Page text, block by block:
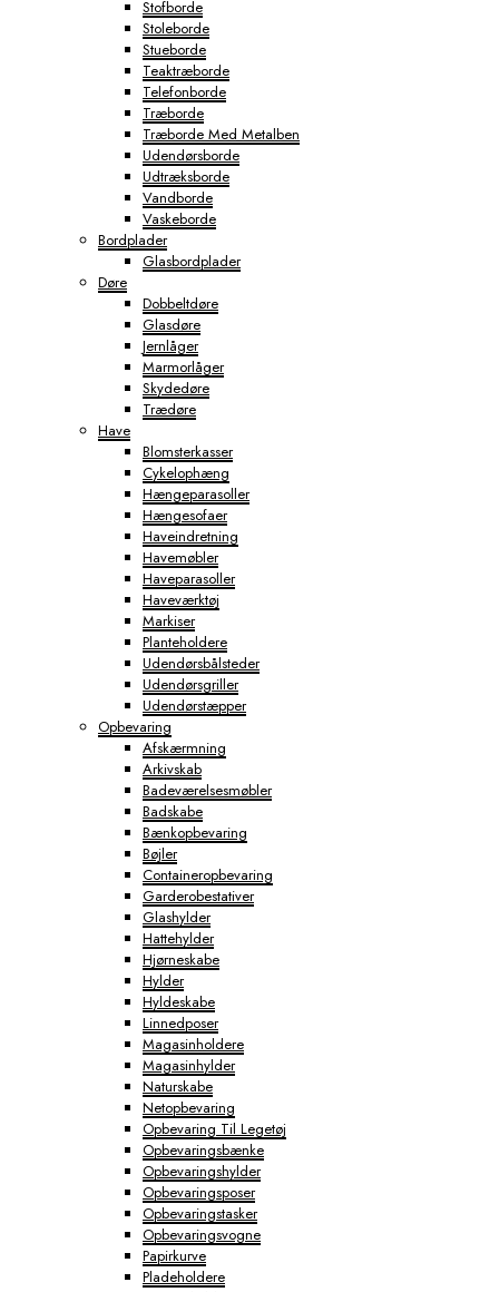
Stofborde
Stoleborde
Stueborde
Teaktræborde
Telefonborde
Træborde
Træborde Med Metalben
Udendørsborde
Udtræksborde
Vandborde
Vaskeborde
Bordplader
Glasbordplader
Døre
Dobbeltdøre
Glasdøre
Jernlåger
Marmorlåger
Skydedøre
Trædøre
Have
Blomsterkasser
Cykelophæng
Hængeparasoller
Hængesofaer
Haveindretning
Havemøbler
Haveparasoller
Haveværktøj
Markiser
Planteholdere
Udendørsbålsteder
Udendørsgriller
Udendørstæpper
Opbevaring
Afskærmning
Arkivskab
Badeværelsesmøbler
Badskabe
Bænkopbevaring
Bøjler
Containeropbevaring
Garderobestativer
Glashylder
Hattehylder
Hjørneskabe
Hylder
Hyldeskabe
Linnedposer
Magasinholdere
Magasinhylder
Naturskabe
Netopbevaring
Opbevaring Til Legetøj
Opbevaringsbænke
Opbevaringshylder
Opbevaringsposer
Opbevaringstasker
Opbevaringsvogne
Papirkurve
Pladeholdere